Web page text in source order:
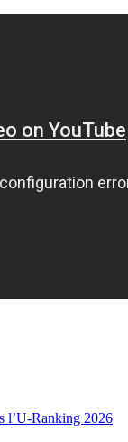
l’U-Ranking 2026